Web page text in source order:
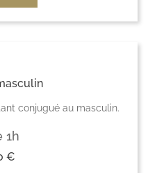
conjugué au masculin.
1h
€